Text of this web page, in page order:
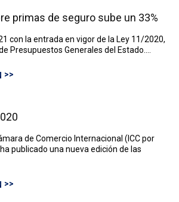
primas de seguro sube un 33%
con la entrada en vigor de la Ley 11/2020,
Presupuestos Generales del Estado.…
de Comercio Internacional (ICC por
publicado una nueva edición de las